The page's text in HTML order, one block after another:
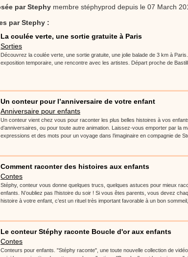
parStephy membre stéphyprod depuis le 07 March
par Stephy :
La coulée verte, une sortie gratuite à Paris
Sorties
Découvrez la coulée verte, une sortie gratuite, une jolie balade de 3 km à
exposition temporaire, une rencontre avec les artistes. Départ proche de
Un conteur pour l’anniversaire de votre enfant
Anniversaire pour enfants
Un conteur vient chez vous pour raconter les plus belles histoires à vos
d’anniversaires, ou pour toute autre animation. Laissez-vous emporter par la
expressions et des mots pour un voyage dans l’imaginaire en compagnie de
Comment raconter des histoires aux enfants
Contes
Stéphy, conteur vous donne quelques trucs, quelques astuces pour mieux
enfants. N’oubliez pas l’histoire du soir ! Si vous êtes parents, vous devez
histoire à votre enfant, c’est un rituel très important favorable à un bon sommeil,
Le conteur Stéphy raconte Boucle d'or aux enfants
Contes
Conteurs pour enfants. "Stéphy raconte", une toute nouvelle collection de